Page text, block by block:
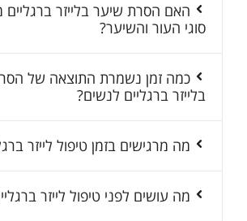
האם הסרת שיער בלייזר
סוגי העור והשיער?
כמה זמן נשמרת התוצאה של
בלייזר ברגליים לנשים?
מה מרגישים בזמן טיפול לייזר
מה עושים לפני טיפול לייזר